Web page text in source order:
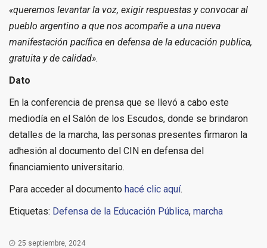
«queremos levantar la voz, exigir respuestas y convocar al
pueblo argentino a que nos acompañe a una nueva
manifestación pacífica en defensa de la educación publica,
gratuita y de calidad».
Dato
En la conferencia de prensa que se llevó a cabo este
mediodía en el Salón de los Escudos, donde se brindaron
detalles de la marcha, las personas presentes firmaron la
adhesión al documento del CIN en defensa del
financiamiento universitario.
Para acceder al documento hacé clic aquí.
Etiquetas: Defensa de la Educación Pública, marcha
25 septiembre, 2024